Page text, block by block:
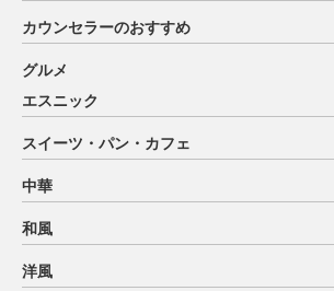
カウンセラーのおすすめ
グルメ
エスニック
スイーツ・パン・カフェ
中華
和風
洋風